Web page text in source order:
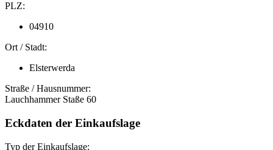
PLZ:
04910
Ort / Stadt:
Elsterwerda
Straße / Hausnummer:
Lauchhammer Staße 60
Eckdaten der Einkaufslage
Typ der Einkaufslage: